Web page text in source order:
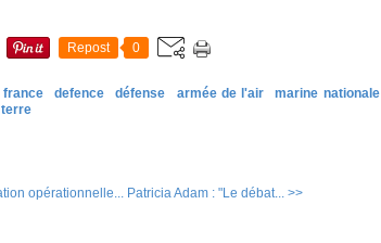
Repost 0
france defence défense armée de l'air marine nationale
opérationnelle... Patricia Adam : "Le débat... >>